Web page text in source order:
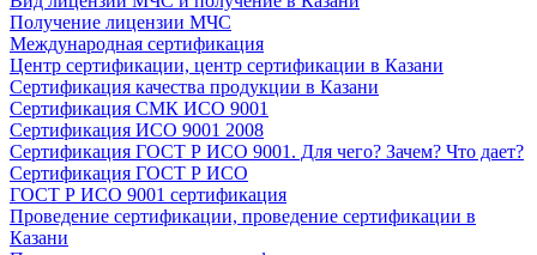
Получение лицензии МЧС
Международная сертификация
Центр сертификации, центр сертификации в Казани
Сертификация качества продукции в Казани
Сертификация СМК ИСО 9001
Сертификация ИСО 9001 2008
Сертификация ГОСТ Р ИСО 9001. Для чего? Зачем? Что дает?
Сертификация ГОСТ Р ИСО
ГОСТ Р ИСО 9001 сертификация
Проведение сертификации, проведение сертификации в
Казани